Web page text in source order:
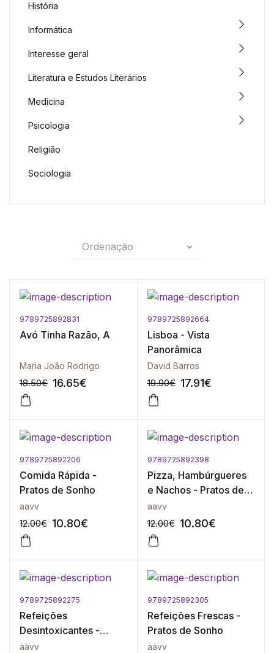
Ordenação
9789725892831
Avó Tinha Razão, A
Maria João Rodrigo
18.50€ 16.65€
9789725892664
Lisboa - Vista
Panorâmica
David Barros
19.90€ 17.91€
9789725892206
Comida Rápida -
Pratos de Sonho
aavv
12.00€ 10.80€
9789725892398
Pizza, Hambúrgueres
e Nachos - Pratos de
Sonho
aavv
12.00€ 10.80€
9789725892275
Refeições
Desintoxicantes -
Pratos de Sonho
aavv
9789725892305
Refeições Frescas -
Pratos de Sonho
aavv
História
Informática
Interesse geral
Literatura e Estudos Literários
Medicina
Psicologia
Religião
Sociologia